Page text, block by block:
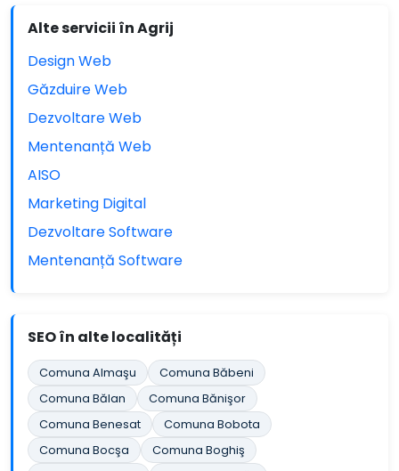
Alte servicii în Agrij
Design Web
Găzduire Web
Dezvoltare Web
Mentenanță Web
AISO
Marketing Digital
Dezvoltare Software
Mentenanță Software
SEO în alte localități
Comuna Almaşu
Comuna Băbeni
Comuna Bălan
Comuna Bănişor
Comuna Benesat
Comuna Bobota
Comuna Bocşa
Comuna Boghiş